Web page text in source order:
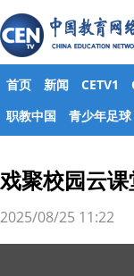
首页 新闻 CETV1
职教中国
青少年足球
戏聚校园云
2025/08/25 11:22